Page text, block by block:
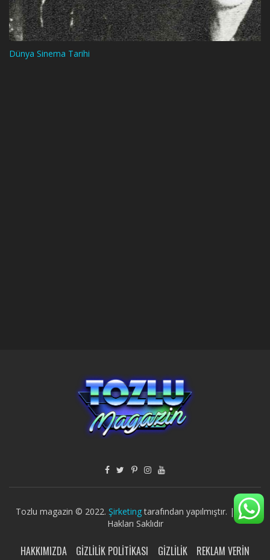
Dünya Sinema Tarihi
Tozlu magazin © 2022. Şirketingtarafından yapılmıştır. | Tüm
Hakları Saklıdır
HAKKIMIZDA GIZLILIK POLITIKASI GIZLILIK REKLAM VERIN